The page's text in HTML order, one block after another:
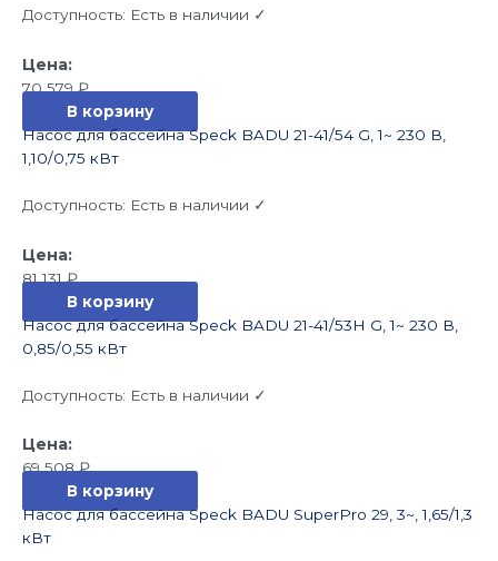
Доступность: Есть в наличии ✓
70 579₽
В корзину
Насос для бассейна Speck BADU 21-41/54 G, 1~ 230 В,
1,10/0,75 кВт
Доступность: Есть в наличии ✓
81 131₽
В корзину
Насос для бассейна Speck BADU 21-41/53H G, 1~ 230 В,
0,85/0,55 кВт
Доступность: Есть в наличии ✓
69 508₽
В корзину
Насос для бассейна Speck BADU SuperPro 29, 3~, 1,65/1,3
кВт